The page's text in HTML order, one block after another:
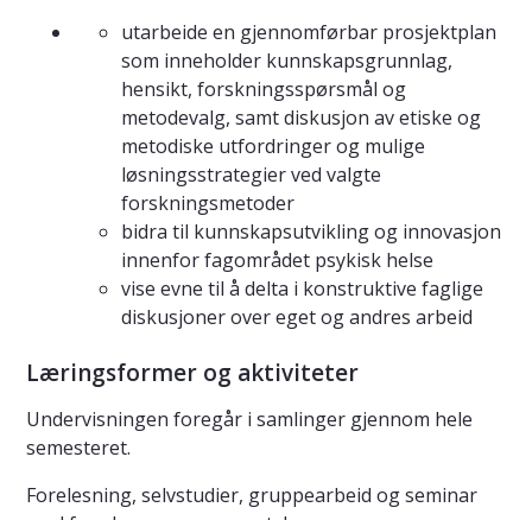
utarbeide en gjennomførbar prosjektplan
som inneholder kunnskapsgrunnlag,
hensikt, forskningsspørsmål og
metodevalg, samt diskusjon av etiske og
metodiske utfordringer og mulige
løsningsstrategier ved valgte
forskningsmetoder
bidra til kunnskapsutvikling og innovasjon
innenfor fagområdet psykisk helse
vise evne til å delta i konstruktive faglige
diskusjoner over eget og andres arbeid
Læringsformer og aktiviteter
Undervisningen foregår i samlinger gjennom hele
semesteret.
Forelesning, selvstudier, gruppearbeid og seminar